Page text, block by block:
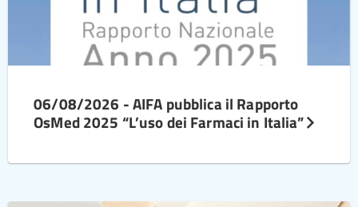
06/08/2026 - AIFA pubblica il Rapporto
OsMed 2025 “L’uso dei Farmaci in Italia”